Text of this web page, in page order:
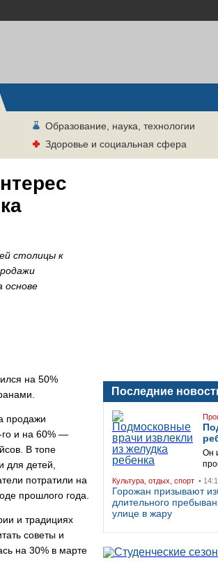
Образование, наука, технологии
Здоровье и социальная сфера
столицы к
основе
на 50%
продажи
го и на 60% —
В топе
для детей,
потратили на
прошлого года.
и традициях
советы и
на 30% в марте
Последние
Он
Культура, отдых, спорт •
Горожан призывают
длительного
улице в жару